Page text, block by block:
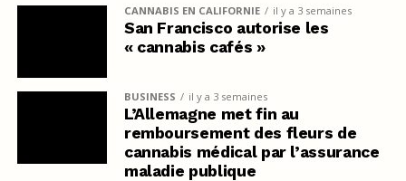
CANNABIS EN CALIFORNIE il y a 3 semaines
San Francisco autorise les
« cannabis cafés »
BUSINESS il y a 3 semaines
L’Allemagne met fin au
remboursement des fleurs de
cannabis médical par l’assurance
maladie publique